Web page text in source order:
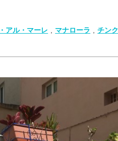
アル・マーレ マナローラ チン